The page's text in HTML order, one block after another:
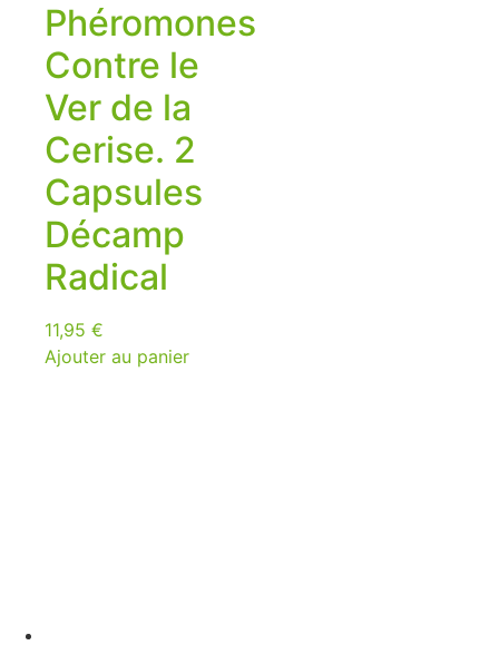
Phéromones
Contre le
Ver de la
Cerise. 2
Capsules
Décamp
Radical
11,95 €
Ajouter au panier